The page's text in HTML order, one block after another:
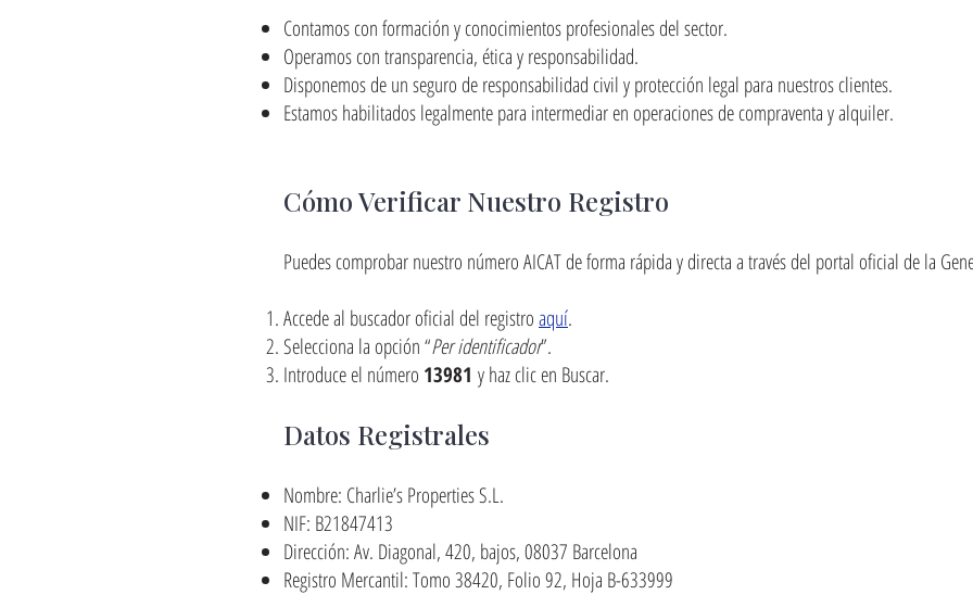
Contamos con formación y conocimientos profesionales del sector.
Operamos con transparencia, ética y responsabilidad.
Disponemos de un seguro de responsabilidad civil y protección legal para nuestros clientes.
Estamos habilitados legalmente para intermediar en operaciones de compraventa y alquiler.
Cómo Verificar Nuestro Registro
Puedes comprobar nuestro número AICAT de forma rápida y directa a través del portal oficial de la
Accede al buscador oficial del registroaquí.
Selecciona la opción “Per identificador”.
Introduce el número 13981 y haz clic en Buscar.
Datos Registrales
Nombre: Charlie’s Properties S.L.
NIF: B21847413
Dirección: Av. Diagonal, 420, bajos, 08037 Barcelona
Registro Mercantil: Tomo 38420, Folio 92, Hoja B-633999